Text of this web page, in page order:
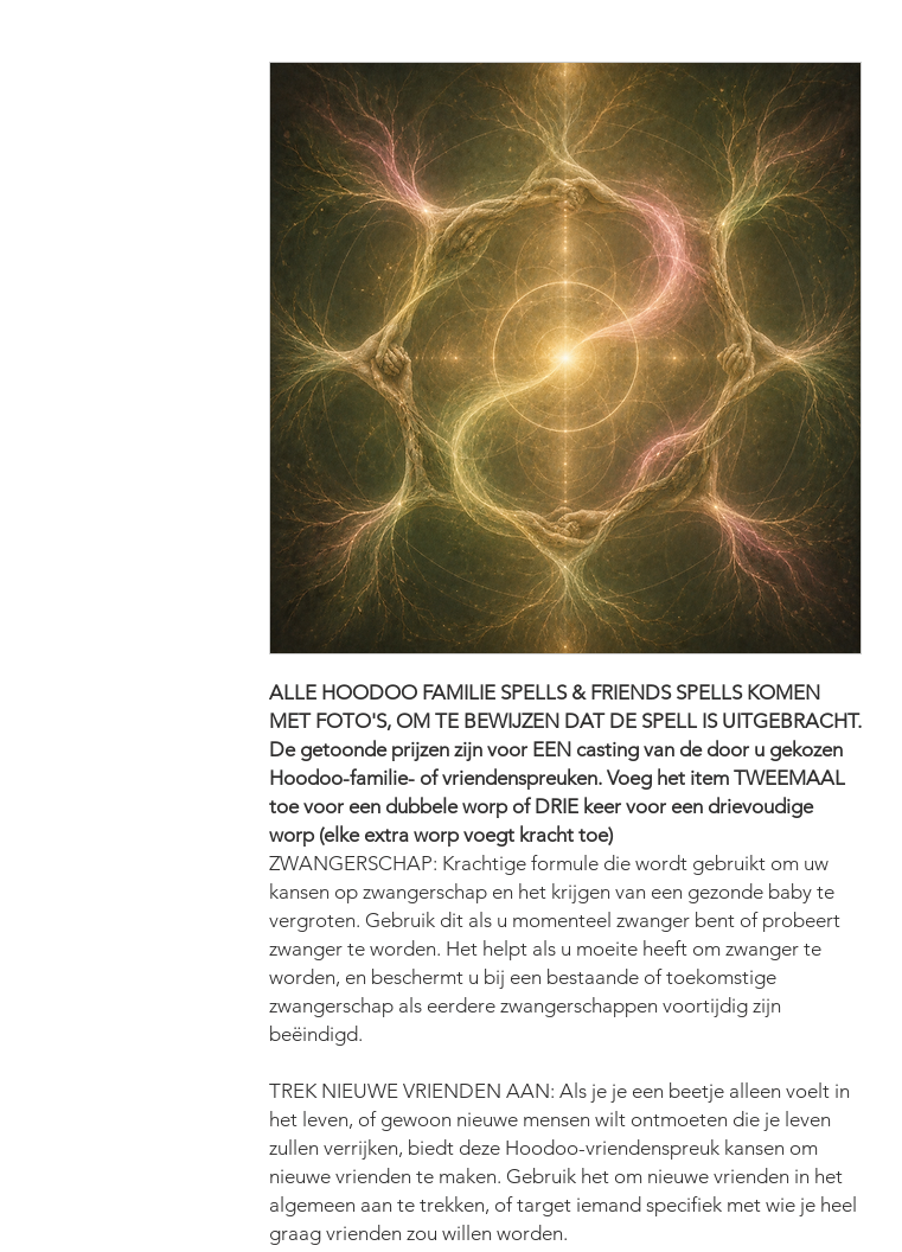
ALLE HOODOO FAMILIE SPELLS & FRIENDS SPELLS KOMEN
MET FOTO'S, OM TE BEWIJZEN DAT DE SPELL IS UITGEBRACHT.
De getoonde prijzen zijn voor EEN casting van de door u gekozen
Hoodoo-familie- of vriendenspreuken. Voeg het item TWEEMAAL
toe voor een dubbele worp of DRIE keer voor een drievoudige
worp (elke extra worp voegt kracht toe)
ZWANGERSCHAP: Krachtige formule die wordt gebruikt om uw
kansen op zwangerschap en het krijgen van een gezonde baby te
vergroten. Gebruik dit als u momenteel zwanger bent of probeert
zwanger te worden. Het helpt als u moeite heeft om zwanger te
worden, en beschermt u bij een bestaande of toekomstige
zwangerschap als eerdere zwangerschappen voortijdig zijn
beëindigd.
TREK NIEUWE VRIENDEN AAN: Als je je een beetje alleen voelt in
het leven, of gewoon nieuwe mensen wilt ontmoeten die je leven
zullen verrijken, biedt deze Hoodoo-vriendenspreuk kansen om
nieuwe vrienden te maken. Gebruik het om nieuwe vrienden in het
algemeen aan te trekken, of target iemand specifiek met wie je heel
graag vrienden zou willen worden.